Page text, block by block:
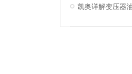
凯奥详解变压器